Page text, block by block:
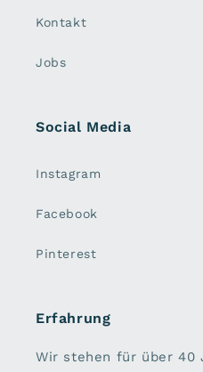
Kontakt
Jobs
Social Media
Instagram
Facebook
Pinterest
Erfahrung
Wir stehen für über 40